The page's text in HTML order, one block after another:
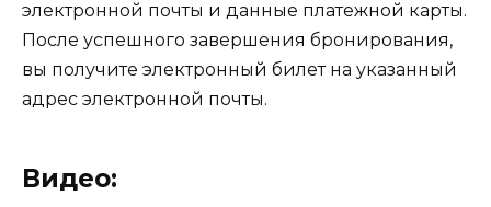
электронной почты и данные платежной карты.
После успешного завершения бронирования,
вы получите электронный билет на указанный
адрес электронной почты.
Видео: